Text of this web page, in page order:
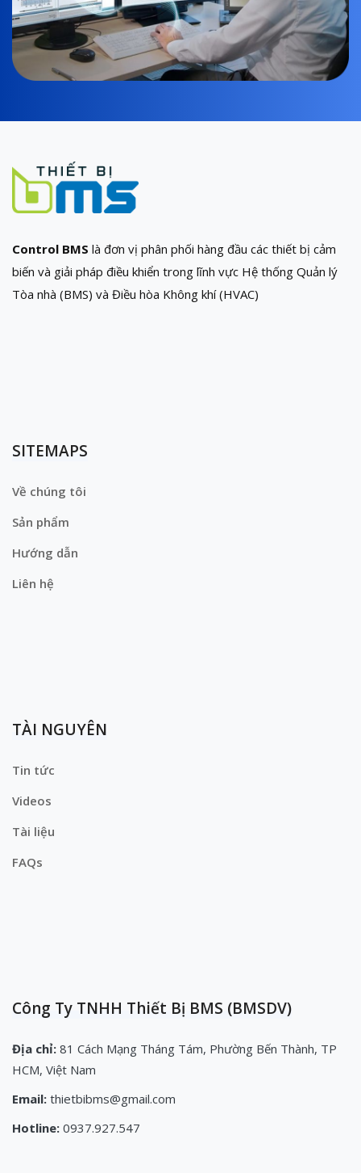
Control BMS là đơn vị phân phối hàng đầu các thiết bị cảm
biến và giải pháp điều khiển trong lĩnh vực Hệ thống Quản lý
Tòa nhà (BMS) và Điều hòa Không khí (HVAC)
SITEMAPS
Về chúng tôi
Sản phẩm
Hướng dẫn
Liên hệ
TÀI NGUYÊN
Tin tức
Videos
Tài liệu
FAQs
Công Ty TNHH Thiết Bị BMS (BMSDV)
Địa chỉ: 81 Cách Mạng Tháng Tám, Phường Bến Thành, TP
HCM, Việt Nam
Email: thietbibms@gmail.com
Hotline: 0937.927.547